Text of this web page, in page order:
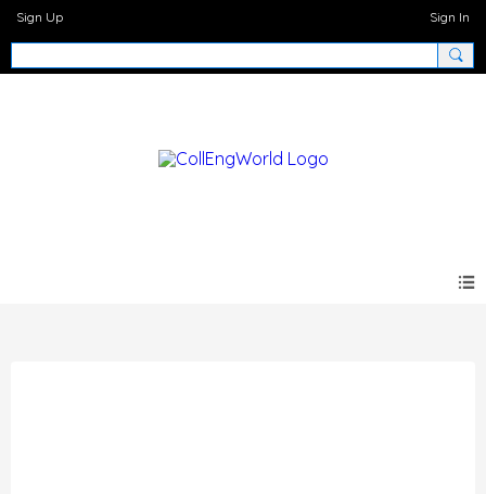
Sign Up Sign In